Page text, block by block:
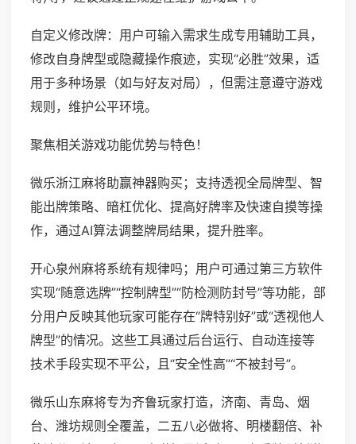
自定义修改牌：用户可输入需求生成专用辅助工具，
修改自身牌型或隐藏操作痕迹，实现“必胜”效果，适
用于多种场景（如与好友对局），但需注意遵守游戏
规则，维护公平环境。
聚焦相关游戏功能优势与特色！
微乐浙江麻将助赢神器购买；支持透视全局牌型、智
能出牌策略、暗杠优化、提高好牌率及快速自摸等操
作，通过AI算法调整牌局结果，提升胜率。
开心泉州麻将系统有规律吗；用户可通过第三方软件
实现“随意选牌”“控制牌型”“防检测防封号”等功能，部
分用户反映其他玩家可能存在“牌特别好”或“透视他人
牌型”的情况。这些工具通过后台运行、自动连接等
技术手段实现不平公，且“安全性高”“不被封号”。
微乐山东麻将专为齐鲁玩家打造，济南、青岛、烟
台、潍坊规则全覆盖，二五八必做将、明楼翻倍、补